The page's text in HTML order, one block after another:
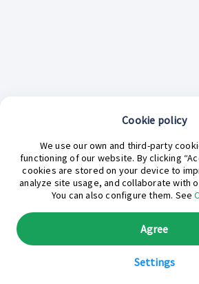
¿En qué
Cookie policy
We use our own and third-party
functioning of our website. By clicking
cookies are stored on your device to
analyze site usage, and collaborate with
You can also configure them. See
Settings
Agree